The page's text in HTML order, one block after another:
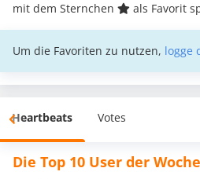
mit dem Sternchen
als Favorit
Um die Favoriten zu nutzen, logge
Heartbeats Votes
Die Top 10 User der